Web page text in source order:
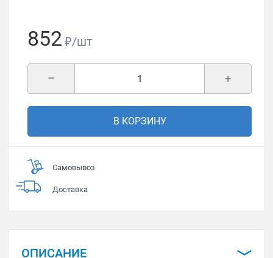
852 ₽/шт
+
–
В КОРЗИНУ
Самовывоз
Доставка
ОПИСАНИЕ